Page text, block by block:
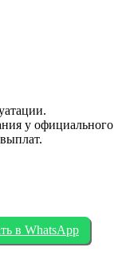
у официального
в WhatsApp